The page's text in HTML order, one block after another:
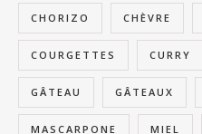
CHORIZO CHÈVRE
COURGETTES CURRY
GÂTEAU GÂTEAUX
MASCARPONE MIEL